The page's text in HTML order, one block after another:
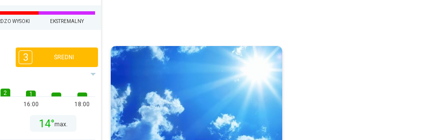
WYSOKI EKSTREMALNY
3 ŚREDNI
2
1
16:00
18:00
14°max.
Zimą też można się opalić. Jak to możliwe?. . .